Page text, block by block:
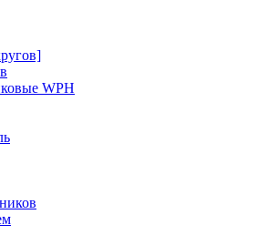
WPH